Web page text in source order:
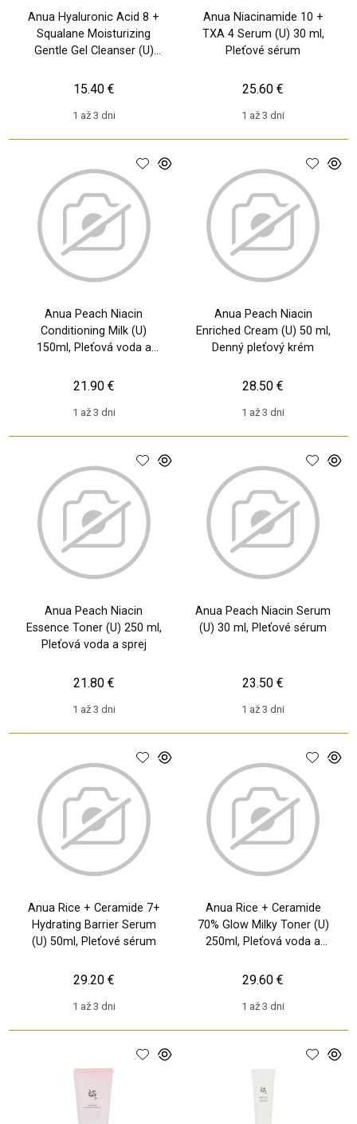
Anua Hyaluronic Acid 8 +
Squalane Moisturizing
Gentle Gel Cleanser (U)
1 až 3 dni
15.40 €
Anua Niacinamide 10 +
TXA 4 Serum (U) 30 ml,
Pleťové sérum
1 až 3 dni
25.60 €
Anua Peach Niacin
Conditioning Milk (U)
150ml, Pleťová voda a
1 až 3 dni
21.90 €
Anua Peach Niacin
Enriched Cream (U) 50 ml,
Denný pleťový krém
1 až 3 dni
28.50 €
Anua Peach Niacin
Essence Toner (U) 250 ml,
Pleťová voda a sprej
1 až 3 dni
21.80 €
Anua Peach Niacin Serum
(U) 30 ml, Pleťové sérum
1 až 3 dni
23.50 €
Anua Rice + Ceramide 7+
Hydrating Barrier Serum
(U) 50ml, Pleťové sérum
1 až 3 dni
29.20 €
Anua Rice + Ceramide
70% Glow Milky Toner (U)
250ml, Pleťová voda a
1 až 3 dni
29.60 €